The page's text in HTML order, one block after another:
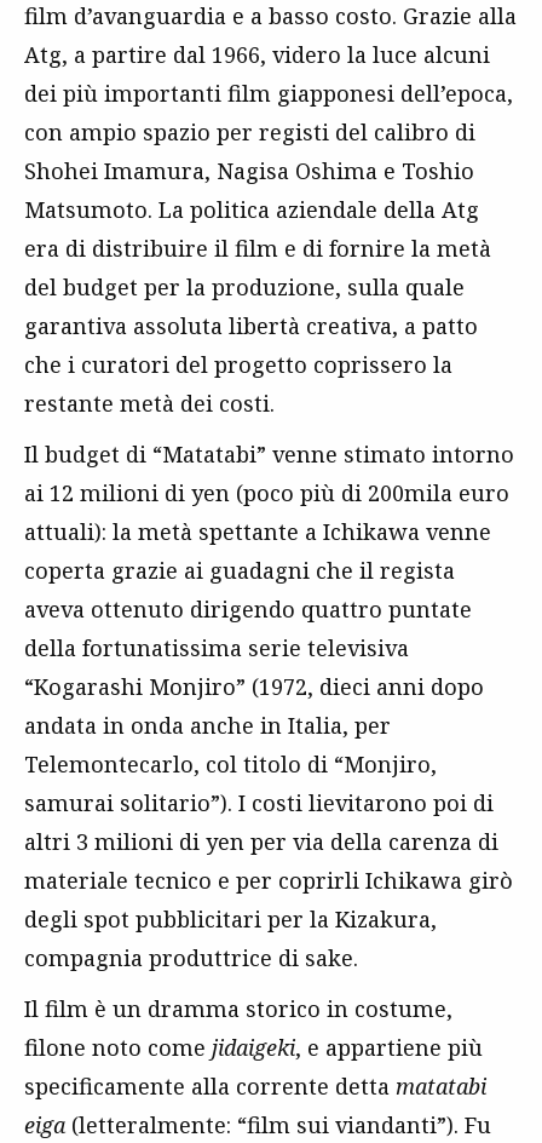
film d’avanguardia e a basso costo. Grazie alla
Atg, a partire dal 1966, videro la luce alcuni
dei più importanti film giapponesi dell’epoca,
con ampio spazio per registi del calibro di
Shohei Imamura, Nagisa Oshima e Toshio
Matsumoto. La politica aziendale della Atg
era di distribuire il film e di fornire la metà
del budget per la produzione, sulla quale
garantiva assoluta libertà creativa, a patto
che i curatori del progetto coprissero la
restante metà dei costi.
Il budget di “Matatabi” venne stimato intorno
ai 12 milioni di yen (poco più di 200mila euro
attuali): la metà spettante a Ichikawa venne
coperta grazie ai guadagni che il regista
aveva ottenuto dirigendo quattro puntate
della fortunatissima serie televisiva
“Kogarashi Monjiro” (1972, dieci anni dopo
andata in onda anche in Italia, per
Telemontecarlo, col titolo di “Monjiro,
samurai solitario”). I costi lievitarono poi di
altri 3 milioni di yen per via della carenza di
materiale tecnico e per coprirli Ichikawa girò
degli spot pubblicitari per la Kizakura,
compagnia produttrice di sake.
Il film è un dramma storico in costume,
filone noto come jidaigeki, e appartiene più
specificamente alla corrente detta matatabi
eiga (letteralmente: “film sui viandanti”). Fu